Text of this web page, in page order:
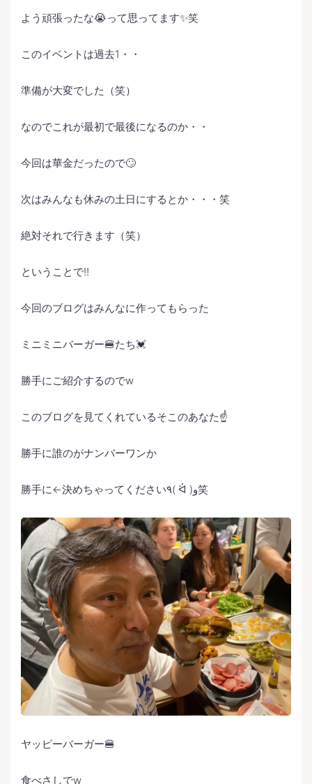
よう頑張ったな😭って思ってます✨笑
このイベントは過去1・・
準備が大変でした（笑）
なのでこれが最初で最後になるのか・・
今回は華金だったので🙄
次はみんなも休みの土日にするとか・・・笑
絶対それで行きます（笑）
ということで‼️
今回のブログはみんなに作ってもらった
ミニミニバーガー🍔たち💓
勝手にご紹介するのでw
このブログを見てくれているそこのあなた☝️
勝手に誰のがナンバーワンか
勝手に←決めちゃってください٩( ᐛ )و笑
ヤッピーバーガー🍔
食べさしでw